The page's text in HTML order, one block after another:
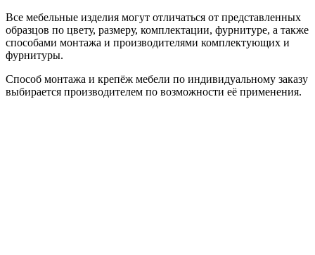
Все мебельные изделия могут отличаться от представленных
образцов по цвету, размеру, комплектации, фурнитуре, а также
способами монтажа и производителями комплектующих и
фурнитуры.
Способ монтажа и крепёж мебели по индивидуальному заказу
выбирается производителем по возможности её применения.